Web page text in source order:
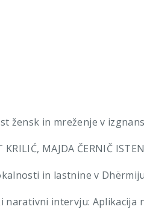
žensk in mreženje v
KRILIĆ, MAJDA ČERNIČ
in lastnine v
narativni intervju: